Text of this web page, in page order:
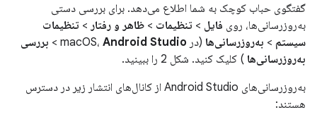
گفتگوی حباب کوچک به شما اطلاع می‌دهد. برای بررسی دستی
به‌روزرسانی‌ها، روی فایل > تنظیمات > ظاهر و رفتار > تنظیمات
سیستم > به‌روزرسانی‌ها (در macOS، Android Studio
> بررسی
به‌روزرسانی‌ها ) کلیک کنید. شکل 2 را ببینید.
به‌روزرسانی‌های Android Studio از کانال‌های انتشار زیر در دسترس
هستند: